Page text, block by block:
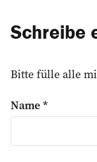
Schreibe
Bitte fülle alle
Name*